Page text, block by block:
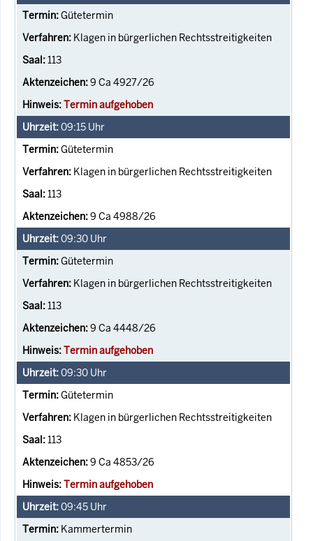
Gütetermin
Klagen in bürgerlichen Rechtsstreitigkeiten
113
9 Ca 4927/26
Termin aufgehoben
09:15 Uhr
Gütetermin
Klagen in bürgerlichen Rechtsstreitigkeiten
113
9 Ca 4988/26
09:30 Uhr
Gütetermin
Klagen in bürgerlichen Rechtsstreitigkeiten
113
9 Ca 4448/26
Termin aufgehoben
09:30 Uhr
Gütetermin
Klagen in bürgerlichen Rechtsstreitigkeiten
113
9 Ca 4853/26
Termin aufgehoben
09:45 Uhr
Kammertermin